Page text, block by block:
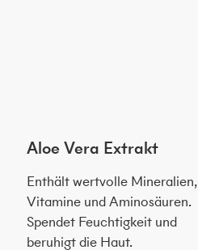
Aloe Vera Extrakt
Enthält wertvolle Mineralien,
Vitamine und Aminosäuren.
Spendet Feuchtigkeit und
beruhigt die Haut.